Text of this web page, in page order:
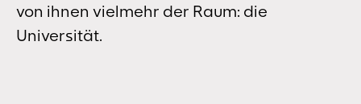
von ihnen vielmehr der Raum: die
Universität.